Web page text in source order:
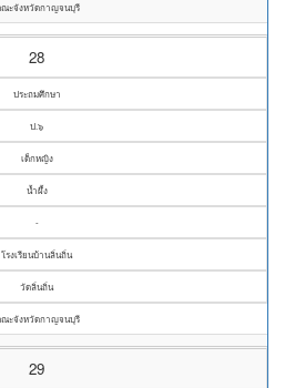
ะจังหวัดกาญจนบุรี
28
ประถมศึกษา
ป.๖
เด็กหญิง
น้ำผึ้ง
-
โรงเรียนบ้านลิ่นถิ่น
วัดลิ่นถิ่น
ะจังหวัดกาญจนบุรี
29